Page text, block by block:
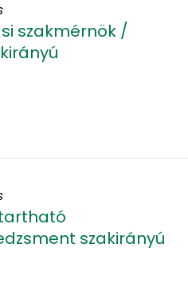
szakmérnök /
szakirányú